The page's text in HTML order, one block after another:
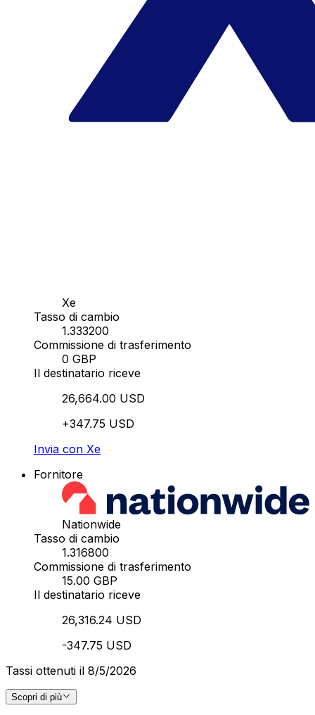
Xe
Tasso di cambio
1.333200
Commissione di trasferimento
0 GBP
Il destinatario riceve
26,664.00 USD
+347.75 USD
Invia con Xe
Fornitore
Nationwide
Tasso di cambio
1.316800
Commissione di trasferimento
15.00 GBP
Il destinatario riceve
26,316.24 USD
-347.75 USD
Tassi ottenuti il 8/5/2026
Scopri di più